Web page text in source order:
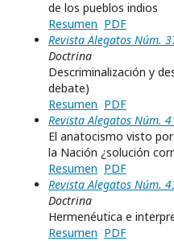
de los pueblos indios
Resumen PDF
Revista Alegatos Núm.
Doctrina
Descriminalización y
debate)
Resumen PDF
Revista Alegatos Núm.
El anatocismo visto
la Nación ¿solución
Resumen PDF
Revista Alegatos Núm.
Doctrina
Hermenéutica e
Resumen PDF